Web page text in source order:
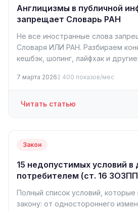
Англицизмы в публичной
запрещает Словарь РАН
Не все иностранные слова
Словаря ИЛИ РАН. Разбираем
кешбэк, шопинг, лайфхак и другие.
7 марта 20262 400 показов/мес
Читать статью
Закон
15 недопустимых условий в
потребителем (ст. 16
Полный список условий,
закону: от одностороннего